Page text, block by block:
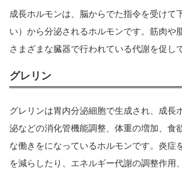
成長ホルモンは、脳からでた指令を受けて
い）から分泌されるホルモンです。筋肉や
さまざまな臓器で行われている代謝を促し
グレリン
グレリンは胃内分泌細胞で生成され、成長
泌などの消化管機能調整、体重の増加、食
な働きをになっているホルモンです。炎症
を減らしたり、エネルギー代謝の調整作用